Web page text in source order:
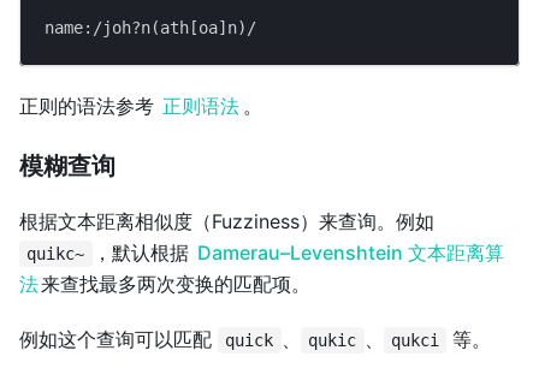
name:/joh?n(ath[oa]n)/
正则的语法参考 正则语法 。
模糊查询
根据文本距离相似度（Fuzziness）来查询。例如
quikc~ ，默认根据 Damerau–Levenshtein 文本距离算
法来查找最多两次变换的匹配项。
例如这个查询可以匹配 quick qukic qukci 等。